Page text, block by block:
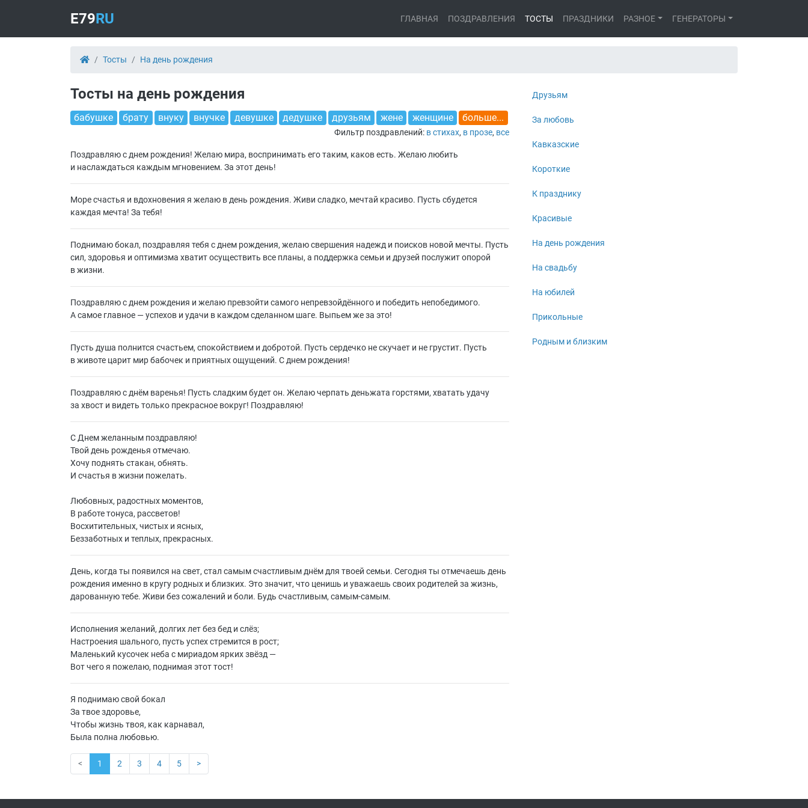
E79RU ГЛАВНАЯ ПОЗДРАВЛЕНИЯ ТОСТЫ ПРАЗДНИКИ РАЗНОЕ ГЕНЕРАТОРЫ
Тосты На день рождения
Тосты на день рождения
бабушке брату внуку внучке девушке дедушке друзьям жене женщине больше...
Фильтр поздравлений: в стихах, в прозе, все
Поздравляю с днем рождения! Желаю мира, воспринимать его таким, каков есть. Желаю любить
и наслаждаться каждым мгновением. За этот день!
Море счастья и вдохновения я желаю в день рождения. Живи сладко, мечтай красиво. Пусть сбудется
каждая мечта! За тебя!
Поднимаю бокал, поздравляя тебя с днем рождения, желаю свершения надежд и поисков новой мечты. Пусть
сил, здоровья и оптимизма хватит осуществить все планы, а поддержка семьи и друзей послужит опорой
в жизни.
Поздравляю с днем рождения и желаю превзойти самого непревзойдённого и победить непобедимого.
А самое главное — успехов и удачи в каждом сделанном шаге. Выпьем же за это!
Пусть душа полнится счастьем, спокойствием и добротой. Пусть сердечко не скучает и не грустит. Пусть
в животе царит мир бабочек и приятных ощущений. С днем рождения!
Поздравляю с днём варенья! Пусть сладким будет он. Желаю черпать деньжата горстями, хватать удачу
за хвост и видеть только прекрасное вокруг! Поздравляю!
С Днем желанным поздравляю!
Твой день рожденья отмечаю.
Хочу поднять стакан, обнять.
И счастья в жизни пожелать.
Любовных, радостных моментов,
В работе тонуса, рассветов!
Восхитительных, чистых и ясных,
Беззаботных и теплых, прекрасных.
День, когда ты появился на свет, стал самым счастливым днём для твоей семьи. Сегодня ты отмечаешь день
рождения именно в кругу родных и близких. Это значит, что ценишь и уважаешь своих родителей за жизнь,
дарованную тебе. Живи без сожалений и боли. Будь счастливым, самым-самым.
Исполнения желаний, долгих лет без бед и слёз;
Настроения шального, пусть успех стремится в рост;
Маленький кусочек неба с мириадом ярких звёзд —
Вот чего я пожелаю, поднимая этот тост!
Я поднимаю свой бокал
За твое здоровье,
Чтобы жизнь твоя, как карнавал,
Была полна любовью.
< 1 2 3 4 5 >
Друзьям
За любовь
Кавказские
Короткие
К празднику
Красивые
На день рождения
На свадьбу
На юбилей
Прикольные
Родным и близким